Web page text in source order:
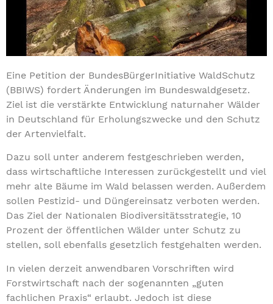
Eine Petition der BundesBürgerInitiative WaldSchutz
(BBIWS) fordert Änderungen im Bundeswaldgesetz.
Ziel ist die verstärkte Entwicklung naturnaher Wälder
in Deutschland für Erholungszwecke und den Schutz
der Artenvielfalt.
Dazu soll unter anderem festgeschrieben werden,
dass wirtschaftliche Interessen zurückgestellt und viel
mehr alte Bäume im Wald belassen werden. Außerdem
sollen Pestizid- und Düngereinsatz verboten werden.
Das Ziel der Nationalen Biodiversitätsstrategie, 10
Prozent der öffentlichen Wälder unter Schutz zu
stellen, soll ebenfalls gesetzlich festgehalten werden.
In vielen derzeit anwendbaren Vorschriften wird
Forstwirtschaft nach der sogenannten „guten
fachlichen Praxis“ erlaubt. Jedoch ist diese